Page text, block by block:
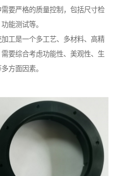
要严格的质量控制，包括尺寸检
能测试等。
工是一个多工艺、多材料、高精
要综合考虑功能性、美观性、生
方面因素。